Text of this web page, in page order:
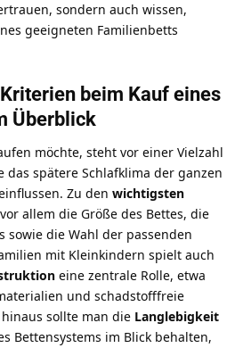
sondern auch wissen,
geeigneten Familienbetts
beim Kauf eines
Überblick
möchte, steht vor einer Vielzahl
das spätere Schlafklima der ganzen
Zu den wichtigsten
allem die Größe des Bettes, die
sowie die Wahl der passenden
mit Kleinkindern spielt auch
eine zentrale Rolle, etwa
und schadstofffreie
sollte man die Langlebigkeit
Bettensystems im Blick behalten,